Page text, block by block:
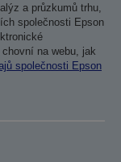
a průzkumů trhu,
společnosti Epson
na webu, jak
společnosti Epson